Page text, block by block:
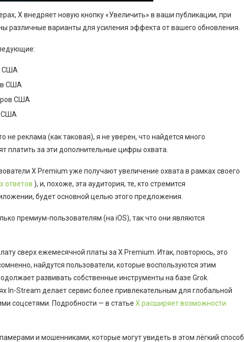
X внедряет новую кнопку «Увеличить» в ваши публикации, при
различные варианты для усиления эффекта от вашего обновления.
США
США
США
США
не реклама (как таковая), я не уверен, что найдется много
платить за эти дополнительные цифры охвата.
X Premium уже получают увеличение охвата в рамках своего
ответов ), и, похоже, эта аудитория, те, кто стремится
будет основной целью этого предложения.
премиум-пользователям (на iOS), так что они являются
сверх ежемесячной платы за X Premium. Итак, повторюсь, это
найдутся пользователи, которые воспользуются этим
развивать собственные инструменты на базе Grok.
In-Stream делает сервис более привлекательным для глобальной
соцсетями. Подробности — в статье X расширяет возможности
и мошенниками, которые могут увидеть в этом лёгкий способ